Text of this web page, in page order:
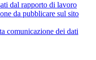
dal rapporto di lavoro
da pubblicare sul sito
comunicazione dei dati